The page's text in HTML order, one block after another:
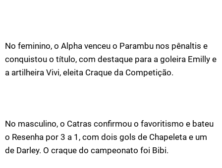
No feminino, o Alpha venceu o Parambu nos pênaltis e
conquistou o título, com destaque para a goleira Emilly e
a artilheira Vivi, eleita Craque da Competição.
No masculino, o Catras confirmou o favoritismo e bateu
o Resenha por 3 a 1, com dois gols de Chapeleta e um
de Darley. O craque do campeonato foi Bibi.